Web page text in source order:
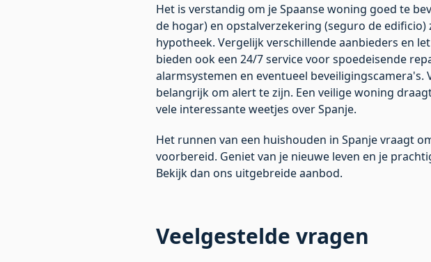
Het is verstandig om je Spaanse woning goed te
de hogar) en opstalverzekering (seguro de
hypotheek. Vergelijk verschillende aanbieders en
bieden ook een 24/7 service voor spoedeisende
alarmsystemen en eventueel
belangrijk om alert te zijn. Een veilige woning
vele interessante weetjes over Spanje.
Het runnen van een huishouden in Spanje vraagt
voorbereid. Geniet van je nieuwe leven en je
Bekijk dan ons uitgebreide aanbod.
Veelgestelde vragen